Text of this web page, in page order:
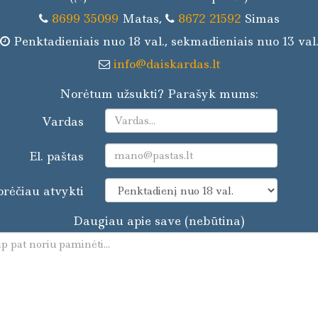
8699 35099 Matas, 8672 21592 Simas
Penktadieniais nuo 18 val., sekmadieniais nuo 13 val.
info@daiskardas.lt
Norėtum užsukti? Parašyk mums:
Vardas
El. paštas
atvykti
Daugiau apie save (nebūtina)